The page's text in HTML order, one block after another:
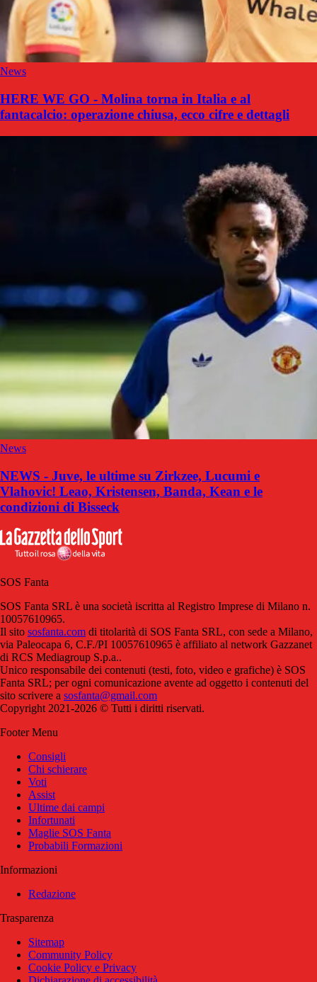
News
HERE WE GO - Molina torna in Italia e al
fantacalcio: operazione chiusa, ecco cifre e dettagli
News
NEWS - Juve, le ultime su Zirkzee, Lucumi e
Vlahovic! Leao, Kristensen, Banda, Kean e le
condizioni di Bisseck
SOS Fanta
SOS Fanta SRL è una società iscritta al Registro Imprese di Milano n.
10057610965.
Il sito sosfanta.com di titolarità di SOS Fanta SRL, con sede a Milano,
via Paleocapa 6, C.F./PI 10057610965 è affiliato al network Gazzanet
di RCS Mediagroup S.p.a..
Unico responsabile dei contenuti (testi, foto, video e grafiche) è SOS
Fanta SRL; per ogni comunicazione avente ad oggetto i contenuti del
sito scrivere a sosfanta@gmail.com
Copyright 2021-2026 © Tutti i diritti riservati.
Footer Menu
Consigli
Chi schierare
Voti
Assist
Ultime dai campi
Infortunati
Maglie SOS Fanta
Probabili Formazioni
Informazioni
Redazione
Trasparenza
Sitemap
Community Policy
Cookie Policy e Privacy